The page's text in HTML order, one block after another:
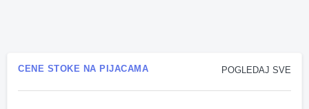
POGLEDAJ SVE
CENE STOKE NA PIJACAMA